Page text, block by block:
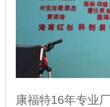
康福特16年专业